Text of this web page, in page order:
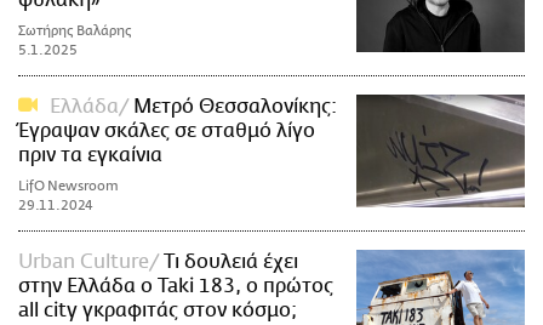
Σωτήρης Βαλάρης
5.1.2025
Ελλάδα
Μετρό Θεσσαλονίκης:
Έγραψαν σκάλες σε σταθμό λίγο
πριν τα εγκαίνια
LifO Newsroom
29.11.2024
Urban Culture
Τι δουλειά έχει
στην Ελλάδα ο Taki 183, ο πρώτος
all city γκραφιτάς στον κόσμο;